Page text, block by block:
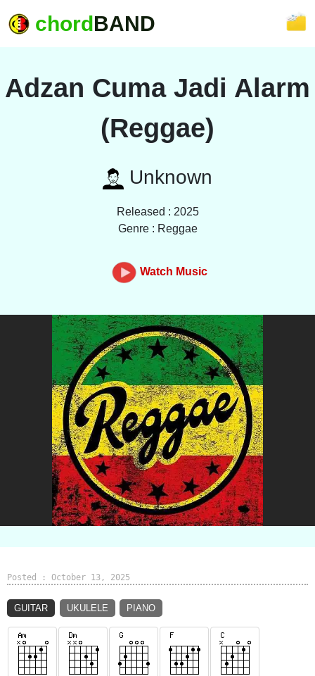
chordBAND
Adzan Cuma Jadi Alarm
(Reggae)
Unknown
Released : 2025
Genre : Reggae
Watch Music
Posted : October 13, 2025
GUITAR UKULELE PIANO